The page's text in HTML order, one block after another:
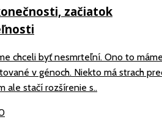
začiatok
chceli byť nesmrteľní. Ono to
v génoch. Niekto má strach
ale stačí rozšírenie s..